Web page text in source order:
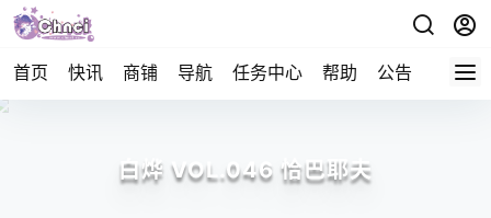
首页 快讯 商铺 导航 任务中心 帮助 公告 APP下
白烨 VOL.046 恰巴耶夫